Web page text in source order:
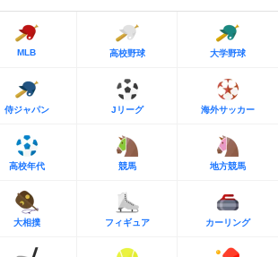
MLB 高校野球 大学野球
侍ジャパン Jリーグ 海外サッカー
高校年代 競馬 地方競馬
大相撲 フィギュア カーリング